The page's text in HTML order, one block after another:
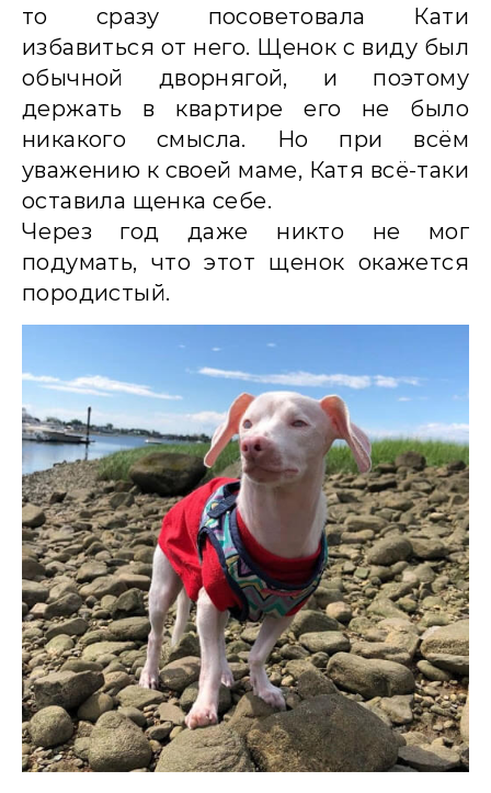
то сразу посоветовала Кати
избавиться от него. Щенок с виду был
обычной дворнягой, и поэтому
держать в квартире его не было
никакого смысла. Но при всём
уважению к своей маме, Катя всё-таки
оставила щенка себе.
Через год даже никто не мог
подумать, что этот щенок окажется
породистый.